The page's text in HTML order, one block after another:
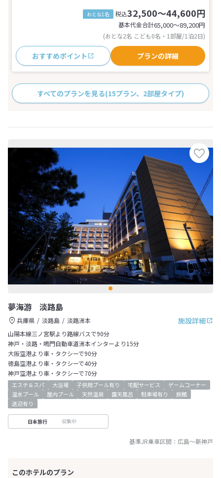
おとな1名 税込32,500～44,600円
基本代金合計65,000〜89,200円
(おとな2名 こども0名・1部屋/1泊2日)
おすすめポイント プランの詳細
すべてのプランを見る(15プラン、2部屋タイプ)
夢海游 淡路島
施設詳細
兵庫県 淡路島
淡路洲本
山陽本線三ノ宮駅より路線バスで90分
神戸・淡路・鳴門自動車道洲本インターより15分
大阪空港より車・タクシーで90分
徳島空港より車・タクシーで40分
神戸空港より車・タクシーで70分
エステ＆スパ 大浴場 子供用プール有り 宅配サービス
ゲームコーナー
温水プール
屋内プール 天然温泉 露天風呂 駐車場有り
旅館
送迎有り
日本旅行 収集中
基準JR乗車区間： 広島～新神戸